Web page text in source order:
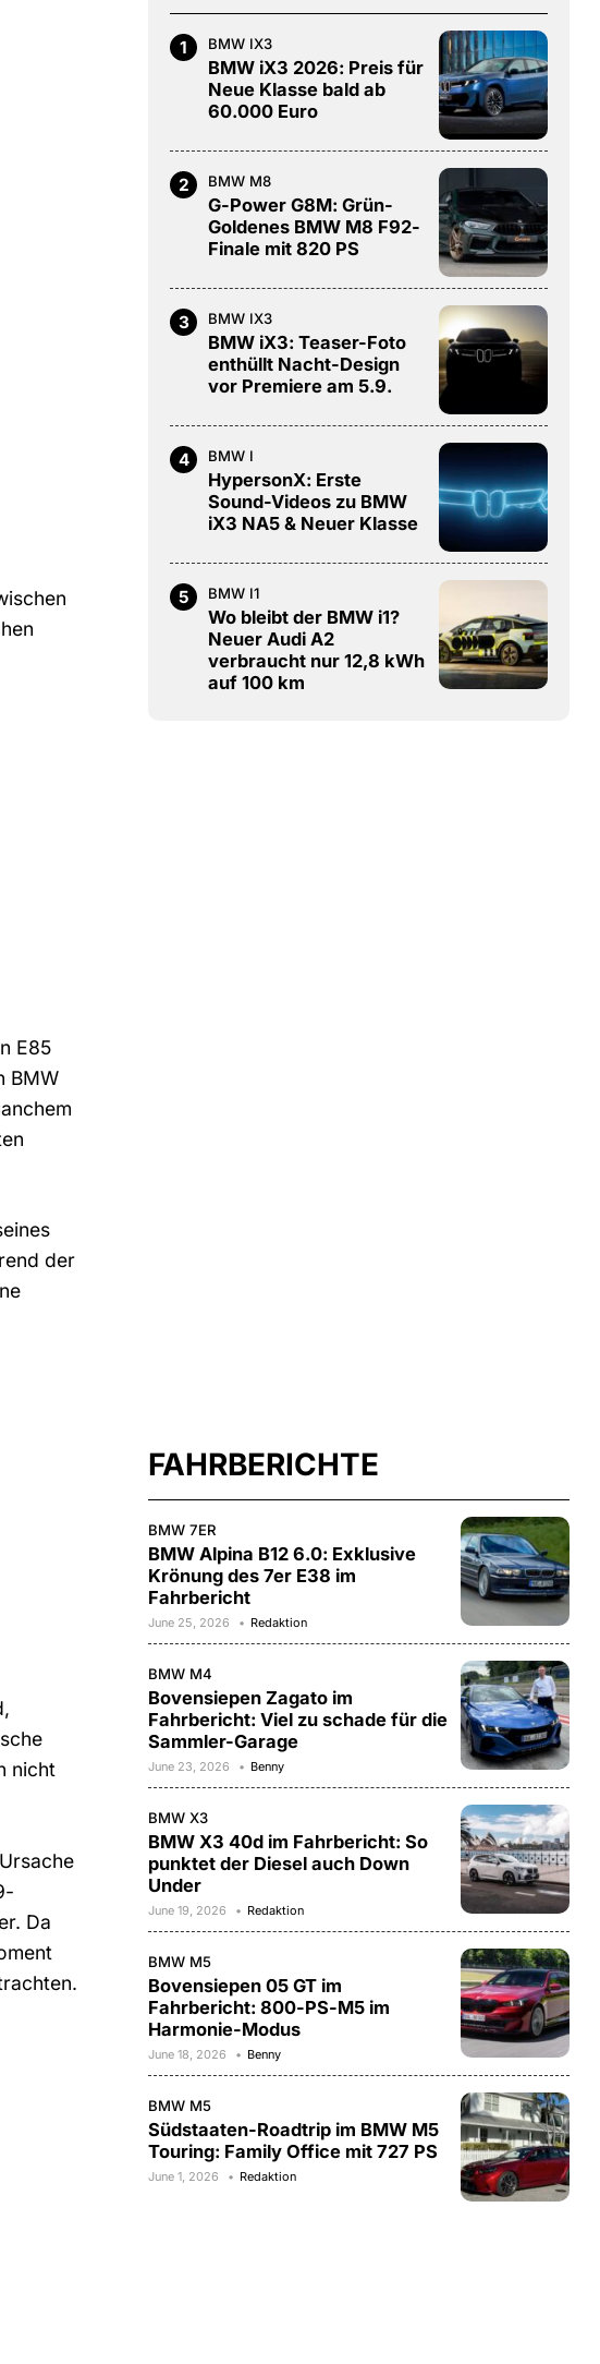
E85
BMW
der
nicht
Da
1 BMW IX3
BMW iX3 2026: Preis für
Neue Klasse bald ab
60.000 Euro
2 BMW M8
G-Power G8M: Grün-
Goldenes BMW M8 F92-
Finale mit 820 PS
3 BMW IX3
BMW iX3: Teaser-Foto
enthüllt Nacht-Design
vor Premiere am 5.9.
4 BMW I
HypersonX: Erste
Sound-Videos zu BMW
iX3 NA5 & Neuer Klasse
5 BMW I1
Wo bleibt der BMW i1?
Neuer Audi A2
verbraucht nur 12,8 kWh
auf 100 km
FAHRBERICHTE
BMW 7ER
BMW Alpina B12 6.0: Exklusive
Krönung des 7er E38 im
Fahrbericht
June 25, 2026 Redaktion
BMW M4
Bovensiepen Zagato im
Fahrbericht: Viel zu schade für die
Sammler-Garage
June 23, 2026 Benny
BMW X3
BMW X3 40d im Fahrbericht: So
punktet der Diesel auch Down
Under
June 19, 2026 Redaktion
BMW M5
Bovensiepen 05 GT im
Fahrbericht: 800-PS-M5 im
Harmonie-Modus
June 18, 2026 Benny
BMW M5
Südstaaten-Roadtrip im BMW M5
Touring: Family Office mit 727 PS
June 1, 2026 Redaktion